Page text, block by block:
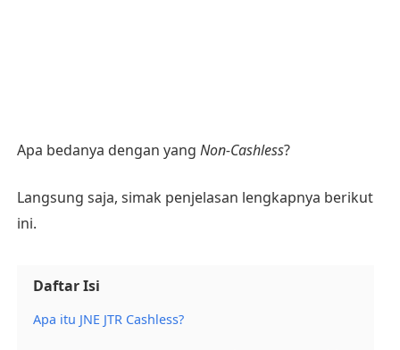
Apa bedanya dengan yang Non-Cashless?
Langsung saja, simak penjelasan lengkapnya berikut
ini.
Daftar Isi
Apa itu JNE JTR Cashless?